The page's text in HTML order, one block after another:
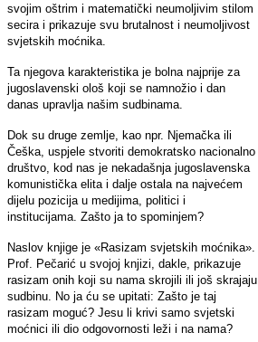
svojim oštrim i matematički neumoljivim stilom
secira i prikazuje svu brutalnost i neumoljivost
svjetskih moćnika.
Ta njegova karakteristika je bolna najprije za
jugoslavenski ološ koji se namnožio i dan
danas upravlja našim sudbinama.
Dok su druge zemlje, kao npr. Njemačka ili
Češka, uspjele stvoriti demokratsko nacionalno
društvo, kod nas je nekadašnja jugoslavenska
komunistička elita i dalje ostala na najvećem
dijelu pozicija u medijima, politici i
institucijama. Zašto ja to spominjem?
Naslov knjige je «Rasizam svjetskih moćnika».
Prof. Pečarić u svojoj knjizi, dakle, prikazuje
rasizam onih koji su nama skrojili ili još skrajaju
sudbinu. No ja ću se upitati: Zašto je taj
rasizam moguć? Jesu li krivi samo svjetski
moćnici ili dio odgovornosti leži i na nama?